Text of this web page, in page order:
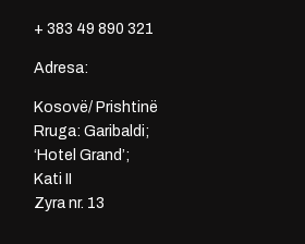
+ 383 49 890 321
Adresa:
Kosovë/ Prishtinë
Rruga: Garibaldi;
‘Hotel Grand’;
Kati II
Zyra nr. 13